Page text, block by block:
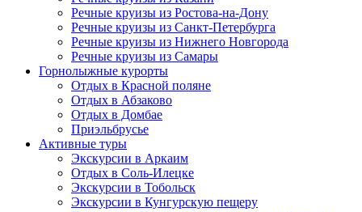
Речные круизы из Ростова-на-Дону
Речные круизы из Санкт-Петербурга
Речные круизы из Нижнего Новгорода
Речные круизы из Самары
Горнолыжные курорты
Отдых в Красной поляне
Отдых в Абзаково
Отдых в Домбае
Приэльбрусье
Активные туры
Экскурсии в Аркаим
Отдых в Соль-Илецке
Экскурсии в Тобольск
Экскурсии в Кунгурскую пещеру